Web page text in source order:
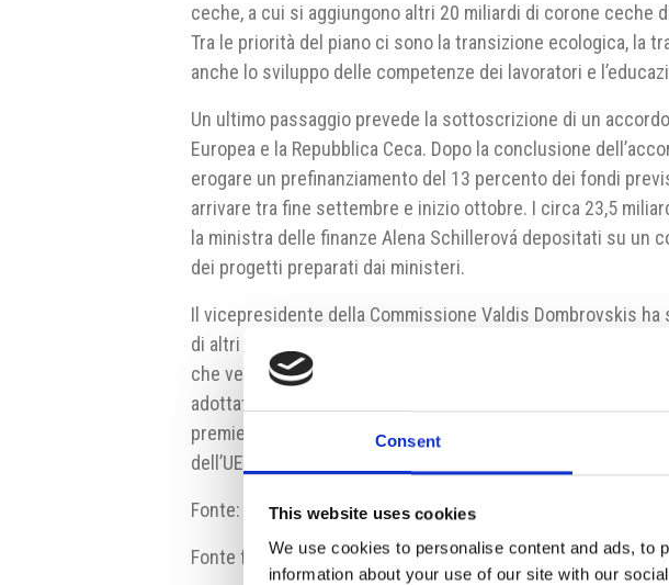
Consent
This website uses cookies
We use cookies to personalise content and ads, to
information about your use of our site with our
ceche, a cui si aggiungono altri 20 miliardi di corone ceche
Tra le priorità del piano ci sono la transizione ecologica, la
anche lo sviluppo delle competenze dei lavoratori e
Un ultimo passaggio prevede la sottoscrizione di un
Europea e la Repubblica Ceca. Dopo la conclusione
erogare un prefinanziamento del 13 percento dei fondi
arrivare tra fine settembre e inizio ottobre. I circa 23,5
la ministra delle finanze Alena Schillerová depositati su un
dei progetti preparati dai ministeri.
Il vicepresidente della Commissione Valdis Dombrovskis ha
di altri fondi dal piano dipenderà dalla soluzione della
che vede contrapposte Praga e Bruxelles. Secondo la
adottato misure necessarie per prevenire il conflitto
premier Andrej Babiš. Il governo ceco dovrebbe rispondere
dell’UE.
Fonte: ct24.ceskatelevize.cz
Fonte fotografia: Commissione Europea